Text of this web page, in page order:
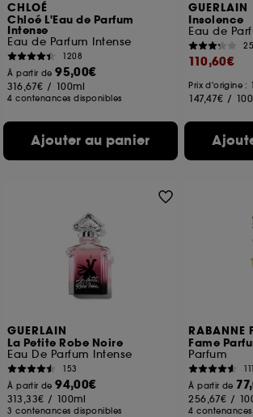
CHLOÉ
Chloé L'Eau de Parfum
Intense
Eau de Parfum Intense
1208
À partir de95,00€
316,67€ / 100ml
4 contenances disponibles
Ajouter au panier
GUERLAIN
Insolence
Eau de
110,60€
Prix d'origine :
147,47€ /
GUERLAIN
La Petite Robe Noire
Eau De Parfum Intense
153
À partir de94,00€
313,33€ / 100ml
3 contenances disponibles
RABANNE
Fame
Parfum
À partir de
256,67€ /
4